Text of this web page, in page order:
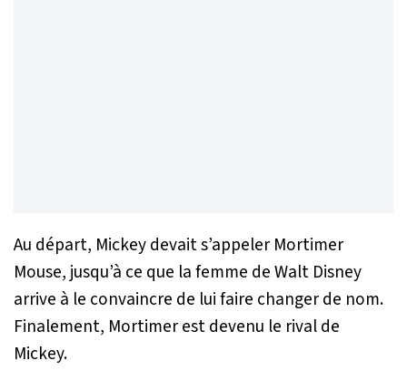
Au départ, Mickey devait s’appeler Mortimer
Mouse, jusqu’à ce que la femme de Walt Disney
arrive à le convaincre de lui faire changer de nom.
Finalement, Mortimer est devenu le rival de
Mickey.